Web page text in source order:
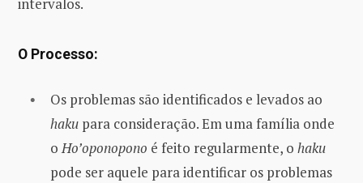
O Processo:
Os problemas são identificados e levados ao
haku para consideração. Em uma família onde
oHo’oponopono é feito regularmente, o haku
pode ser aquele para identificar os problemas